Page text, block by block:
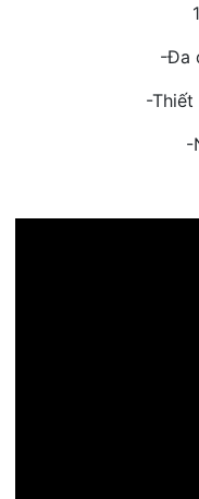
-Đa
-
-